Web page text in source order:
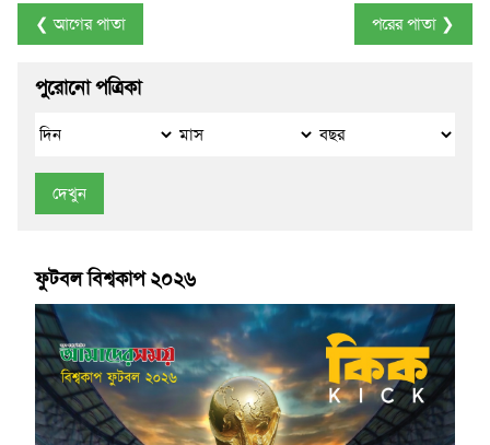
❮ আগের পাতা পরের পাতা ❯
পুরোনো পত্রিকা
দেখুন
ফুটবল বিশ্বকাপ ২০২৬